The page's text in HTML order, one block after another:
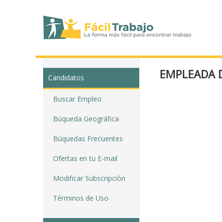
Candidatos
Buscar Empleo
Búqueda Geográfica
Búquedas Frecuentes
Ofertas en tu E-mail
Modificar Subscripción
Términos de Uso
EMPLEADA